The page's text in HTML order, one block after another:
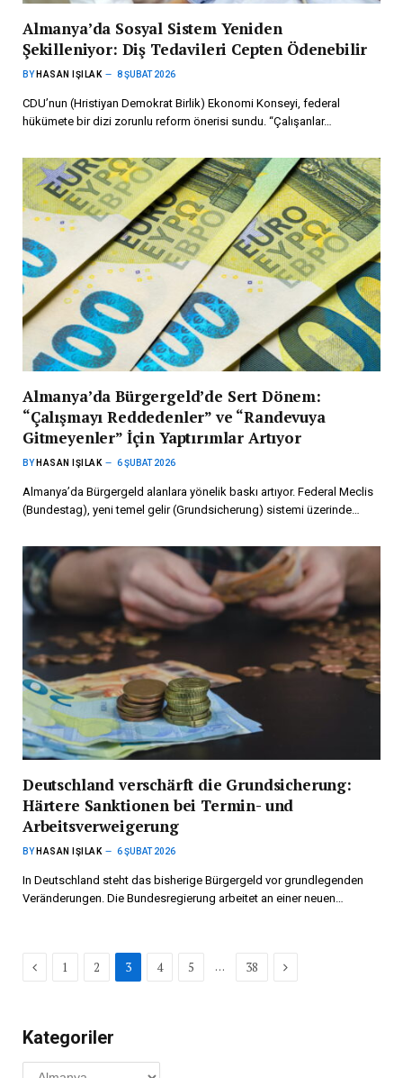
Almanya’da Sosyal Sistem Yeniden
Şekilleniyor: Diş Tedavileri Cepten Ödenebilir
BY HASAN IŞILAK 8 ŞUBAT 2026
CDU’nun (Hristiyan Demokrat Birlik) Ekonomi Konseyi, federal
hükümete bir dizi zorunlu reform önerisi sundu. “Çalışanlar…
Almanya’da Bürgergeld’de Sert Dönem:
“Çalışmayı Reddedenler” ve “Randevuya
Gitmeyenler” İçin Yaptırımlar Artıyor
BY HASAN IŞILAK 6 ŞUBAT 2026
Almanya’da Bürgergeld alanlara yönelik baskı artıyor. Federal Meclis
(Bundestag), yeni temel gelir (Grundsicherung) sistemi üzerinde…
Deutschland verschärft die Grundsicherung:
Härtere Sanktionen bei Termin- und
Arbeitsverweigerung
BY HASAN IŞILAK 6 ŞUBAT 2026
In Deutschland steht das bisherige Bürgergeld vor grundlegenden
Veränderungen. Die Bundesregierung arbeitet an einer neuen…
Previous
1 2 3 4 5 … 38 Next
Kategoriler
Kategoriler